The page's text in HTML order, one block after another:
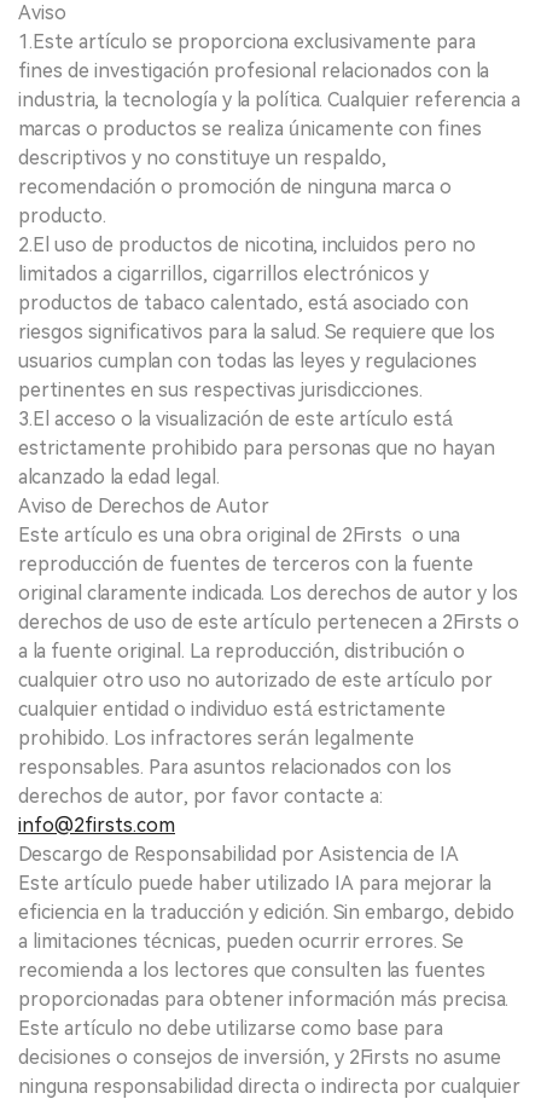
Aviso
1.Este artículo se proporciona exclusivamente para
fines de investigación profesional relacionados con la
industria, la tecnología y la política. Cualquier referencia a
marcas o productos se realiza únicamente con fines
descriptivos y no constituye un respaldo,
recomendación o promoción de ninguna marca o
producto.
2.El uso de productos de nicotina, incluidos pero no
limitados a cigarrillos, cigarrillos electrónicos y
productos de tabaco calentado, está asociado con
riesgos significativos para la salud. Se requiere que los
usuarios cumplan con todas las leyes y regulaciones
pertinentes en sus respectivas jurisdicciones.
3.El acceso o la visualización de este artículo está
estrictamente prohibido para personas que no hayan
alcanzado la edad legal.
Aviso de Derechos de Autor
Este artículo es una obra original de 2Firsts o una
reproducción de fuentes de terceros con la fuente
original claramente indicada. Los derechos de autor y los
derechos de uso de este artículo pertenecen a 2Firsts o
a la fuente original. La reproducción, distribución o
cualquier otro uso no autorizado de este artículo por
cualquier entidad o individuo está estrictamente
prohibido. Los infractores serán legalmente
responsables. Para asuntos relacionados con los
derechos de autor, por favor contacte a:
info@2firsts.com
Descargo de Responsabilidad por Asistencia de IA
Este artículo puede haber utilizado IA para mejorar la
eficiencia en la traducción y edición. Sin embargo, debido
a limitaciones técnicas, pueden ocurrir errores. Se
recomienda a los lectores que consulten las fuentes
proporcionadas para obtener información más precisa.
Este artículo no debe utilizarse como base para
decisiones o consejos de inversión, y 2Firsts no asume
ninguna responsabilidad directa o indirecta por cualquier